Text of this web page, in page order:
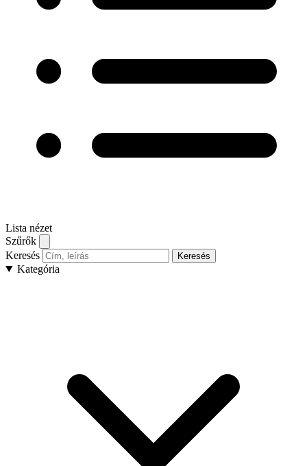
Lista nézet
Szűrők
Keresés
Keresés
Kategória